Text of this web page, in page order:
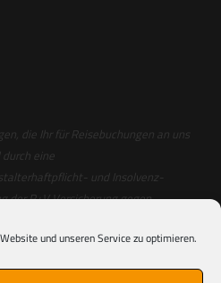
und unseren Service zu optimieren.
die Ihr für Reisebuchungen an uns
eine
und Insolvenz-
der R+V Versicherung gegen
mit der Reiserechnung